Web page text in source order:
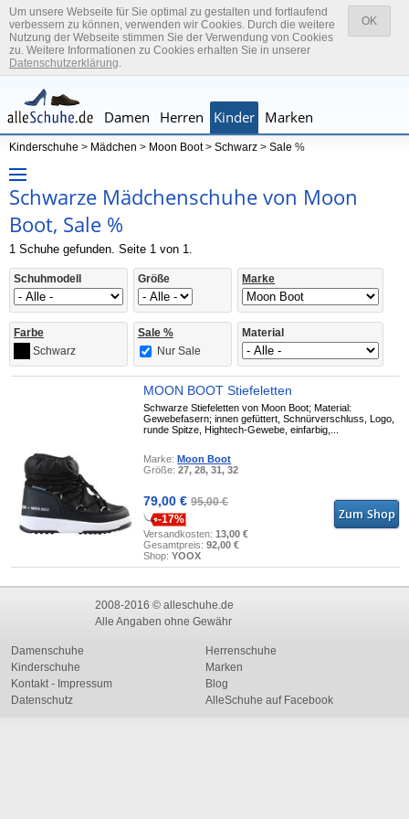
OK
Um unsere Webseite für Sie optimal zu gestalten und fortlaufend
verbessern zu können, verwenden wir Cookies. Durch die weitere
Nutzung der Webseite stimmen Sie der Verwendung von Cookies
zu. Weitere Informationen zu Cookies erhalten Sie in unserer
Datenschutzerklärung.
Damen Herren Kinder Marken
Kinderschuhe > Mädchen > Moon Boot> Schwarz > Sale %
Schwarze Mädchenschuhe von Moon
Boot, Sale %
1 Schuhe gefunden. Seite 1 von 1.
Schuhmodell Größe Marke
Farbe
Schwarz
Sale %
Nur Sale
Material
MOON BOOT Stiefeletten
Schwarze Stiefeletten von Moon Boot; Material:
Gewebefasern; innen gefüttert, Schnürverschluss, Logo,
runde Spitze, Hightech-Gewebe, einfarbig,...
Marke:Moon Boot
Größe:27, 28, 31, 32
79,00 €95,00 €
-17%
Versandkosten:13,00 €
Gesamtpreis:92,00 €
Shop:YOOX
2008-2016 © alleschuhe.de
Alle Angaben ohne Gewähr
Damenschuhe
Kinderschuhe
Herrenschuhe
Marken
Kontakt - Impressum
Datenschutz
Blog
AlleSchuhe auf Facebook